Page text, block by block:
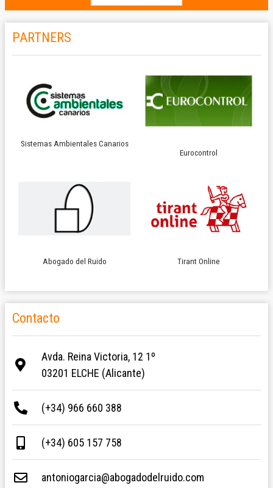
PARTNERS
Sistemas Ambientales Canarios
Eurocontrol
Abogado del Ruido Tirant Online
Contacto
Avda. Reina Victoria, 12 1º
03201 ELCHE (Alicante)
(+34) 966 660 388
(+34) 605 157 758
antoniogarcia@abogadodelruido.com